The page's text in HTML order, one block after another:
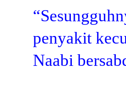
penyakit
Naabi